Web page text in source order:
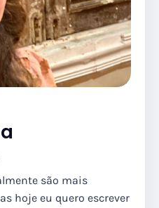
são mais
hoje eu quero escrever